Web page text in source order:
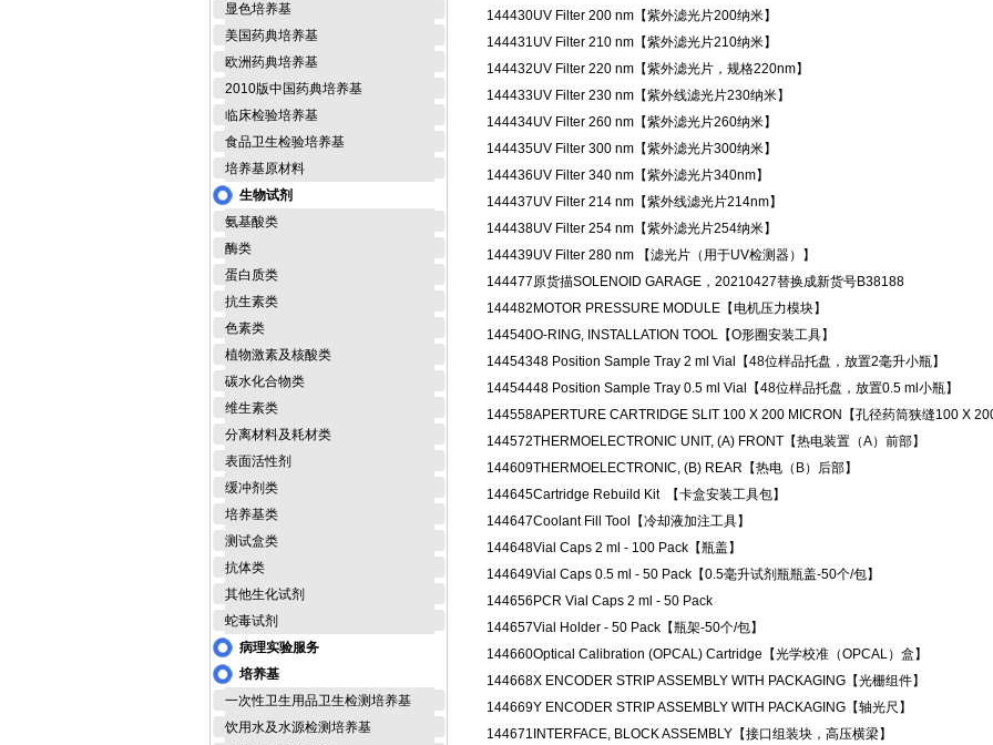
显色培养基
美国药典培养基
欧洲药典培养基
2010版中国药典培养基
临床检验培养基
食品卫生检验培养基
培养基原材料
生物试剂
氨基酸类
酶类
蛋白质类
抗生素类
色素类
植物激素及核酸类
碳水化合物类
维生素类
分离材料及耗材类
表面活性剂
缓冲剂类
培养基类
测试盒类
抗体类
其他生化试剂
蛇毒试剂
病理实验服务
培养基
一次性卫生用品卫生检测培养基
饮用水及水源检测培养基
144430UV Filter 200 nm【紫外滤光片200纳米】
144431UV Filter 210 nm【紫外滤光片210纳米】
144432UV Filter 220 nm【紫外滤光片，规格220nm】
144433UV Filter 230 nm【紫外线滤光片230纳米】
144434UV Filter 260 nm【紫外滤光片260纳米】
144435UV Filter 300 nm【紫外滤光片300纳米】
144436UV Filter 340 nm【紫外滤光片340nm】
144437UV Filter 214 nm【紫外线滤光片214nm】
144438UV Filter 254 nm【紫外滤光片254纳米】
144439UV Filter 280 nm 【滤光片（用于UV检测器）】
144477原货描SOLENOID GARAGE，20210427替换成新货号B38188
144482 MOTOR PRESSURE MODULE【电机压力模块】
144540O-RING, INSTALLATION TOOL【O形圈安装工具】
14454348 Position Sample Tray 2 ml Vial【48位样品托盘，放置2毫升小瓶】
14454448 Position Sample Tray 0.5 ml Vial【48位样品托盘，放置0.5 ml小瓶】
144558APERTURE CARTRIDGE SLIT 100 X 200 MICRON【孔径药筒狭缝100 X
144572THERMOELECTRONIC UNIT, (A) FRONT【热电装置（A）前部】
144609THERMOELECTRONIC, (B) REAR【热电（B）后部】
144645Cartridge Rebuild Kit 【卡盒安装工具包】
144647Coolant Fill Tool【冷却液加注工具】
144648Vial Caps 2 ml - 100 Pack【瓶盖】
144649Vial Caps 0.5 ml - 50 Pack【0.5毫升试剂瓶瓶盖-50个/包】
144656 PCR Vial Caps 2 ml - 50 Pack
144657Vial Holder - 50 Pack【瓶架-50个/包】
144660Optical Calibration (OPCAL) Cartridge【光学校准（OPCAL）盒】
144668X ENCODER STRIP ASSEMBLY WITH PACKAGING【光栅组件】
144669Y ENCODER STRIP ASSEMBLY WITH PACKAGING【轴光尺】
144671 INTERFACE, BLOCK ASSEMBLY【接口组装块，高压横梁】